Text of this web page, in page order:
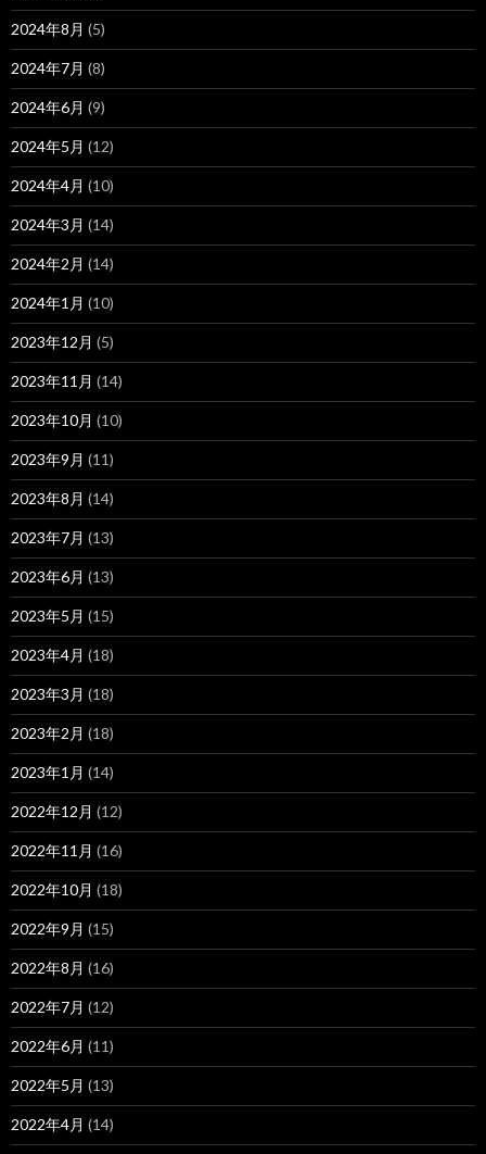
2024年8月 (5)
2024年7月 (8)
2024年6月 (9)
2024年5月 (12)
2024年4月 (10)
2024年3月 (14)
2024年2月 (14)
2024年1月 (10)
2023年12月 (5)
2023年11月 (14)
2023年10月 (10)
2023年9月 (11)
2023年8月 (14)
2023年7月 (13)
2023年6月 (13)
2023年5月 (15)
2023年4月 (18)
2023年3月 (18)
2023年2月 (18)
2023年1月 (14)
2022年12月 (12)
2022年11月 (16)
2022年10月 (18)
2022年9月 (15)
2022年8月 (16)
2022年7月 (12)
2022年6月 (11)
2022年5月 (13)
2022年4月 (14)